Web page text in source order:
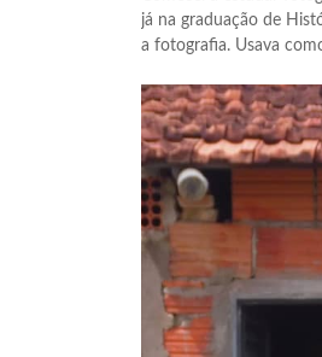
já na graduação de
a fotografia. Usava